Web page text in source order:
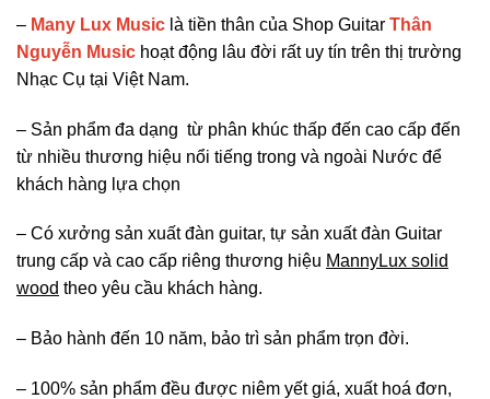
– Many Lux Music là tiền thân của Shop Guitar Thân
Nguyễn Music hoạt động lâu đời rất uy tín trên thị trường
Nhạc Cụ tại Việt Nam.
– Sản phẩm đa dạng từ phân khúc thấp đến cao cấp đến
từ nhiều thương hiệu nổi tiếng trong và ngoài Nước để
khách hàng lựa chọn
– Có xưởng sản xuất đàn guitar, tự sản xuất đàn Guitar
trung cấp và cao cấp riêng thương hiệu MannyLux solid
wood theo yêu cầu khách hàng.
– Bảo hành đến 10 năm, bảo trì sản phẩm trọn đời.
– 100% sản phẩm đều được niêm yết giá, xuất hoá đơn,